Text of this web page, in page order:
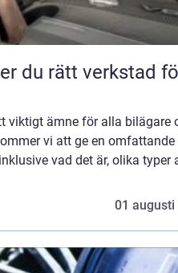
viktigt ämne för alla bilägare
vi att ge en omfattande
vad det är, olika typer
01 augusti